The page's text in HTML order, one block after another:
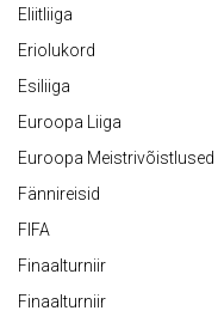
Eliitliiga
Eriolukord
Esiliiga
Euroopa Liiga
Euroopa Meistrivõistlused
Fännireisid
FIFA
Finaalturniir
Finaalturniir